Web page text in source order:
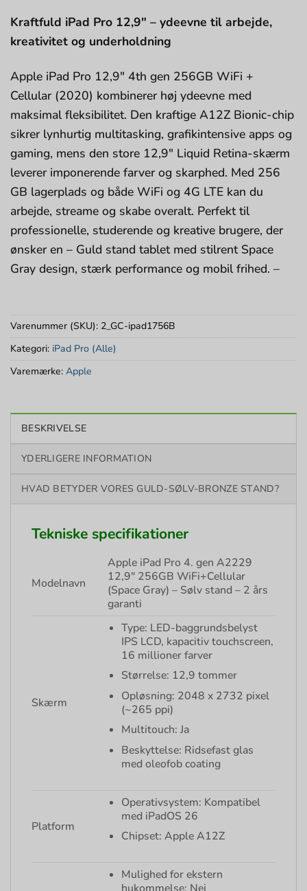
Kraftfuld iPad Pro 12,9″ – ydeevne til arbejde,
kreativitet og underholdning
Apple iPad Pro 12,9″ 4th gen 256GB WiFi +
Cellular (2020) kombinerer høj ydeevne med
maksimal fleksibilitet. Den kraftige A12Z Bionic-chip
sikrer lynhurtig multitasking, grafikintensive apps og
gaming, mens den store 12,9″ Liquid Retina-skærm
leverer imponerende farver og skarphed. Med 256
GB lagerplads og både WiFi og 4G LTE kan du
arbejde, streame og skabe overalt. Perfekt til
professionelle, studerende og kreative brugere, der
ønsker en – Guld stand tablet med stilrent Space
Gray design, stærk performance og mobil frihed. –
Varenummer (SKU): 2_GC-ipad1756B
Kategori: iPad Pro (Alle)
Varemærke: Apple
BESKRIVELSE
YDERLIGERE INFORMATION
HVAD BETYDER VORES GULD-SØLV-BRONZE STAND?
Tekniske specifikationer
Modelnavn
Apple iPad Pro 4. gen A2229
12,9″ 256GB WiFi+Cellular
(Space Gray) – Sølv stand – 2 års
garanti
Skærm
Type: LED-baggrundsbelyst
IPS LCD, kapacitiv touchscreen,
16 millioner farver
Størrelse: 12,9 tommer
Opløsning: 2048 x 2732 pixel
(~265 ppi)
Multitouch: Ja
Beskyttelse: Ridsefast glas
med oleofob coating
Platform
Operativsystem: Kompatibel
med iPadOS 26
Chipset: Apple A12Z
Mulighed for ekstern